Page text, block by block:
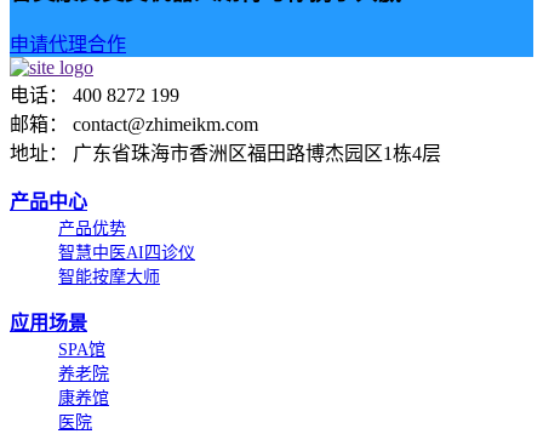
申请代理合作
电话： 400 8272 199
邮箱： contact@zhimeikm.com
地址： 广东省珠海市香洲区福田路博杰园区1栋4层
产品中心
产品优势
智慧中医AI四诊仪
智能按摩大师
应用场景
SPA馆
养老院
康养馆
医院